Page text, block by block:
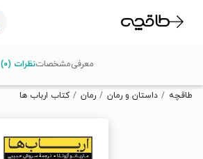
تخفیف از طاقچه دریافت کن.
طاقچه داستان و رمان رمان کتاب ارباب ها
معرفیمشخصاتنظرات (۰)